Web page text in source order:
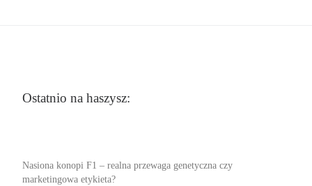
Ostatnio na haszysz:
Nasiona konopi F1 – realna przewaga genetyczna czy
marketingowa etykieta?